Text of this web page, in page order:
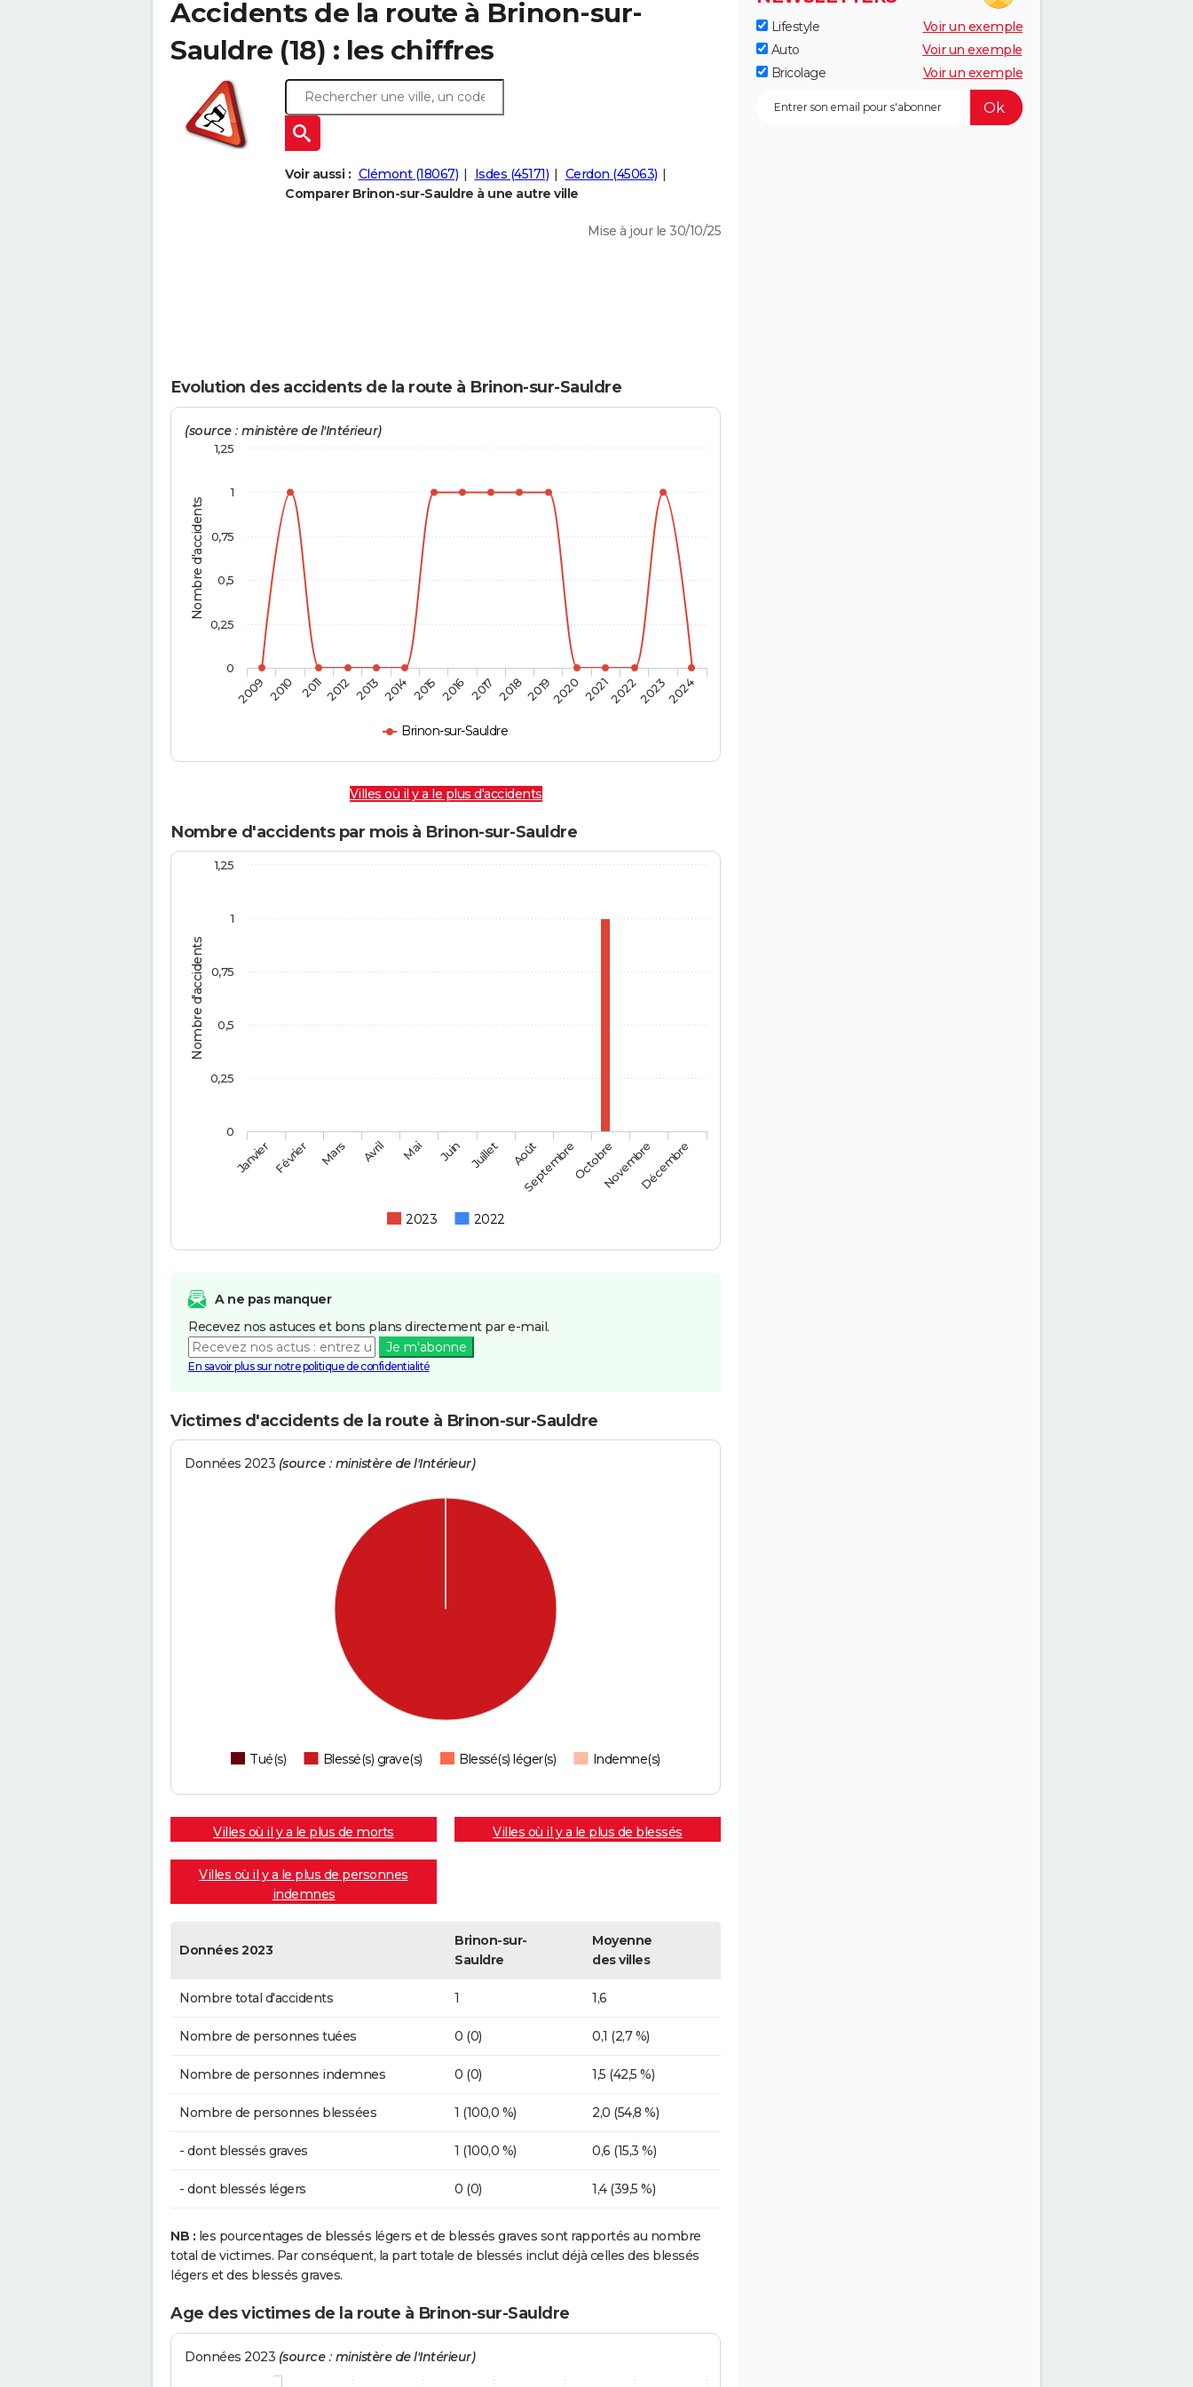
Accidents de la route à Brinon-sur-
Sauldre (18) : les chiffres
Voir aussi : Clémont (18067) Isdes (45171)
Cerdon (45063)
Comparer Brinon-sur-Sauldre à une autre ville
Mise à jour le 30/10/25
Evolution des accidents de la route à Brinon-sur-Sauldre
Nombre d'accidents
(source : ministère de l'Intérieur)
Brinon-sur-Sauldre
2009 2010 20112012 2013 2014 2015 2016 2017 201820192020 2021202220232024
0
0,25
0,5
0,75
1
1,25
Villes où il y a le plus d'accidents
Nombre d'accidents par mois à Brinon-sur-Sauldre
Nombre d'accidents
2023 2022
JanvierFévrier Mars Avril Mai Juin Juillet Août
SeptembreOctobreNovembreDécembre
0
1
0,25
0,5
0,75
1,25
A ne pas manquer
Recevez nos astuces et bons plans directement par e-mail.
Je m'abonne
En savoir plus sur notre politique de confidentialité
Victimes d'accidents de la route à Brinon-sur-Sauldre
Données 2023 (source : ministère de l'Intérieur)
Tué(s) Blessé(s) grave(s) Blessé(s) léger(s) Indemne(s)
Villes où il y a le plus de morts Villes où il y a le plus de blessés
Villes où il y a le plus de personnes
indemnes
Données 2023
Brinon-sur-
Sauldre
Moyenne
des villes
Nombre total d'accidents 1 1,6
Nombre de personnes tuées 0 (0) 0,1 (2,7 %)
Nombre de personnes indemnes 0 (0) 1,5 (42,5 %)
Nombre de personnes blessées 1 (100,0 %) 2,0 (54,8 %)
- dont blessés graves 1 (100,0 %) 0,6 (15,3 %)
- dont blessés légers 0 (0) 1,4 (39,5 %)
NB : les pourcentages de blessés légers et de blessés graves sont rapportés au nombre
total de victimes. Par conséquent, la part totale de blessés inclut déjà celles des blessés
légers et des blessés graves.
Age des victimes de la route à Brinon-sur-Sauldre
Données 2023 (source : ministère de l'Intérieur)
Lifestyle
Voir un exemple
Auto
Voir un exemple
Bricolage
Voir un exemple